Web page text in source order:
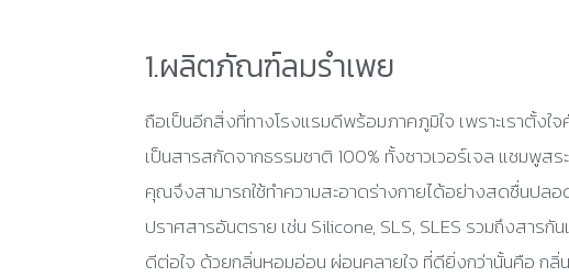
1.ผลิตภัณฑ์ลมรำเพย
ถือเป็นอีกสิ่งที่ทางโรงแรมดีพร้อมภาคภูมิใจ เพราะเราตั้ง
เป็นสารสกัดจากธรรมชาติ 100% ทั้งชาวเวอร์เจล แชมพูสร
คุณจึงสามารถใช้ทำความสะอาดร่างกายได้อย่างสดชื่นปล
ปราศสารอันตราย เช่น Silicone, SLS, SLES รวมถึงสารกั
ดีต่อใจ ด้วยกลิ่นหอมอ่อน ผ่อนคลายใจ ที่ดียิ่งกว่านั้นคือ กลิ่